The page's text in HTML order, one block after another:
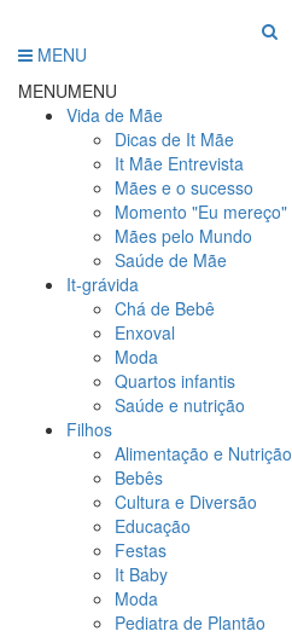
MENU
MENUMENU
Vida de Mãe
Dicas de It Mãe
It Mãe Entrevista
Mães e o sucesso
Momento "Eu mereço"
Mães pelo Mundo
Saúde de Mãe
It-grávida
Chá de Bebê
Enxoval
Moda
Quartos infantis
Saúde e nutrição
Filhos
Alimentação e Nutrição
Bebês
Cultura e Diversão
Educação
Festas
It Baby
Moda
Pediatra de Plantão